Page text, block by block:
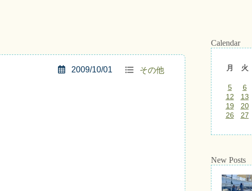
その他
2009/10/01
Calendar
月
火
5
6
12
13
19
20
26
27
New Posts